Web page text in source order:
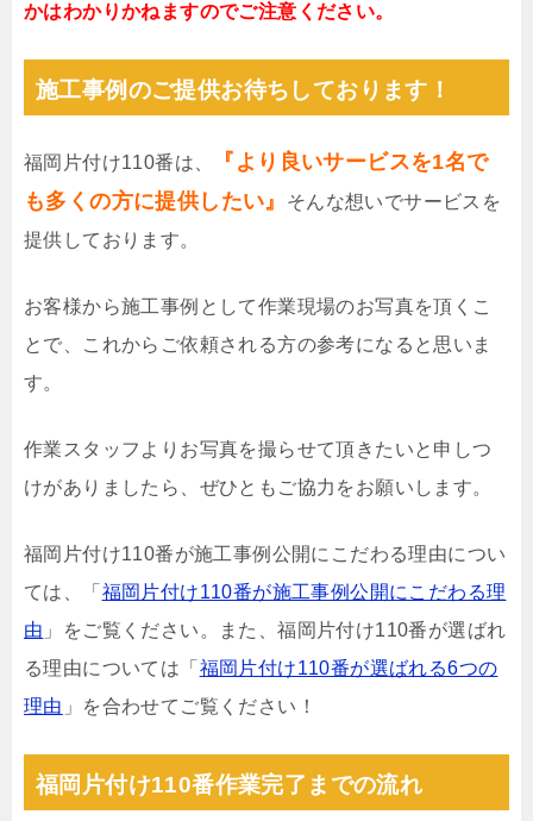
かはわかりかねますのでご注意ください。
施工事例のご提供お待ちしております！
福岡片付け110番は、
『より良いサービスを1名で
も多くの方に提供したい』
そんな想いでサービスを
提供しております。
お客様から施工事例として作業現場のお写真を頂くこ
とで、これからご依頼される方の参考になると思いま
す。
作業スタッフよりお写真を撮らせて頂きたいと申しつ
けがありましたら、ぜひともご協力をお願いします。
福岡片付け110番が施工事例公開にこだわる理由につい
ては、「 福岡片付け110番が施工事例公開にこだわる理
由 」をご覧ください。また、福岡片付け110番が選ばれ
る理由については「 福岡片付け110番が選ばれる6つの
理由 」を合わせてご覧ください！
福岡片付け110番作業完了までの流れ